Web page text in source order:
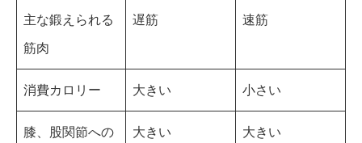
主な鍛えられる
筋肉
遅筋 速筋
消費カロリー 大きい 小さい
膝、股関節への 大きい 大きい